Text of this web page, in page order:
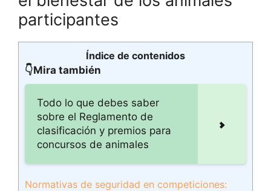
participantes
Índice de contenidos
👇Mira también
Todo lo que debes saber
sobre el Reglamento de
clasificación y premios para
concursos de animales
Normativas de seguridad en competiciones: